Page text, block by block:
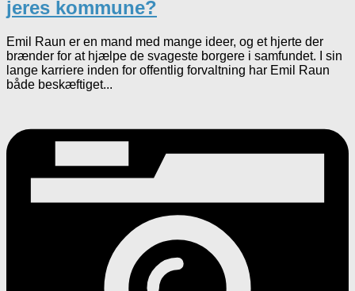
jeres kommune?
Emil Raun er en mand med mange ideer, og et hjerte der
brænder for at hjælpe de svageste borgere i samfundet. I sin
lange karriere inden for offentlig forvaltning har Emil Raun
både beskæftiget...